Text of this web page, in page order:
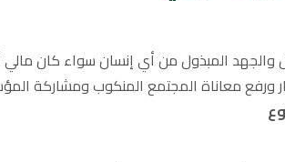
والجهد المبذول من أي إنسان سواء كان مالي
ورفع معاناة المجتمع المنكوب ومشاركة